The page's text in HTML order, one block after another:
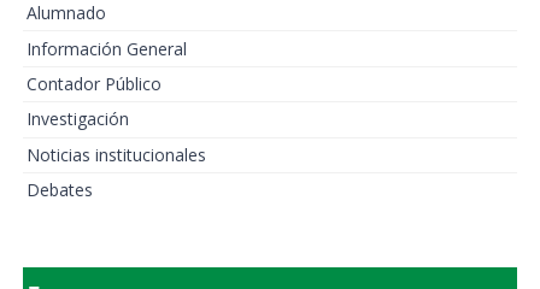
Alumnado
Información General
Contador Público
Investigación
Noticias institucionales
Debates